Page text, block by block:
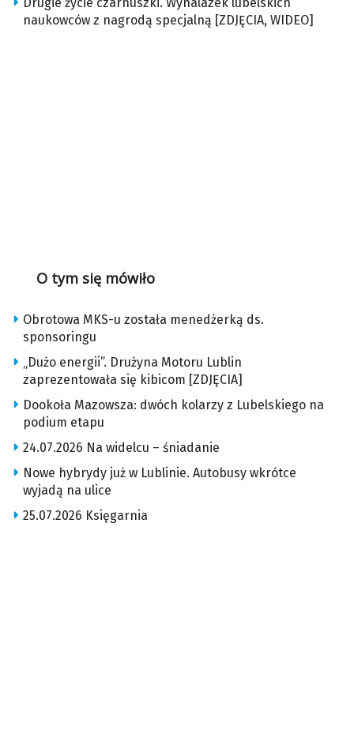
naukowców z nagrodą specjalną [ZDJĘCIA, WIDEO]
O tym się mówiło
Obrotowa MKS-u została menedżerką ds.
sponsoringu
„Dużo energii”. Drużyna Motoru Lublin
zaprezentowała się kibicom [ZDJĘCIA]
Dookoła Mazowsza: dwóch kolarzy z Lubelskiego na
podium etapu
24.07.2026 Na widelcu – śniadanie
Nowe hybrydy już w Lublinie. Autobusy wkrótce
wyjadą na ulice
25.07.2026 Księgarnia